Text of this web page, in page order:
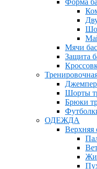
Мячи
Защита
Шорты
Брюки
ОДЕЖДА
Верхняя